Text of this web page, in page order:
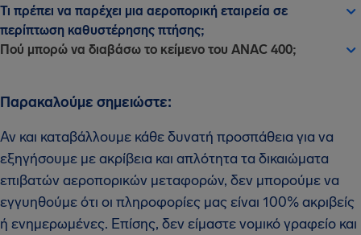
Τι πρέπει να παρέχει μια αεροπορική εταιρεία σε
περίπτωση καθυστέρησης πτήσης;
Πού μπορώ να διαβάσω το κείμενο του ANAC 400;
Παρακαλούμε σημειώστε:
Αν και καταβάλλουμε κάθε δυνατή προσπάθεια για να
εξηγήσουμε με ακρίβεια και απλότητα τα δικαιώματα
επιβατών αεροπορικών μεταφορών, δεν μπορούμε να
εγγυηθούμε ότι οι πληροφορίες μας είναι 100% ακριβείς
ή ενημερωμένες. Επίσης, δεν είμαστε νομικό γραφείο και